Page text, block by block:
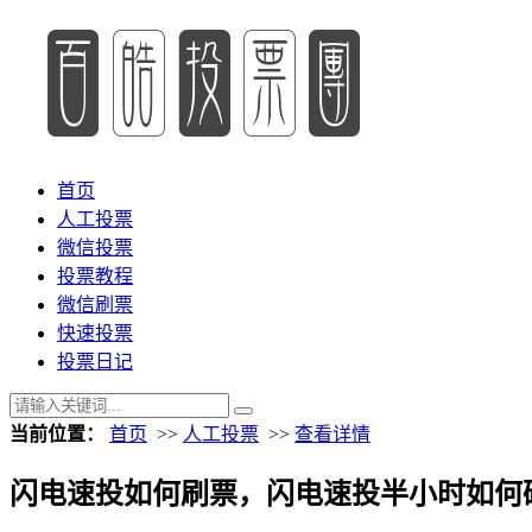
首页
人工投票
微信投票
投票教程
微信刷票
快速投票
投票日记
当前位置： 首页 >> 人工投票 >> 查看详情
闪电速投如何刷票，闪电速投半小时如何